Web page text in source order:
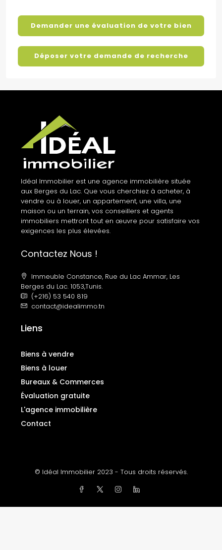
Demander une évaluation de votre bien
Déposer votre demande de recherche
Idéal Immobilier est une agence immobilière située
aux Berges du Lac. Que vous cherchiez à acheter, à
vendre ou à louer, un appartement, une villa, une
maison ou un terrain, vos conseillers et agents
immobiliers mettront tout en œuvre pour satisfaire vos
exigences les plus élevées.
Contactez Nous !
Immeuble Constance, Rue du Lac Ammar, Les
Berges du Lac. 1053,Tunis.
(+216) 53 540 819
contact@idealimmo.tn
Liens
Biens à vendre
Biens à louer
Bureaux & Commerces
Évaluation gratuite
L'agence immobilière
Contact
© Idéal Immobilier 2023 - Tous droits réservés.